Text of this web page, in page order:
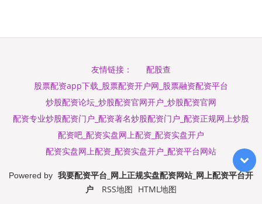
友情链接：
配股查
股票配资app下载_股票配资开户网_股票融资配资平台
炒股配资论坛_炒股配资官网开户_炒股配资官网
配资专业炒股配资门户_配资著名炒股配资门户_配资正规网上炒股
配资吧_配资实盘网上配资_配资实盘开户
配资实盘网上配资_配资实盘开户_配资平台网站
Powered by 我要配资平台_网上正规实盘配资网站_网上配资平台开
户
RSS地图 HTML地图